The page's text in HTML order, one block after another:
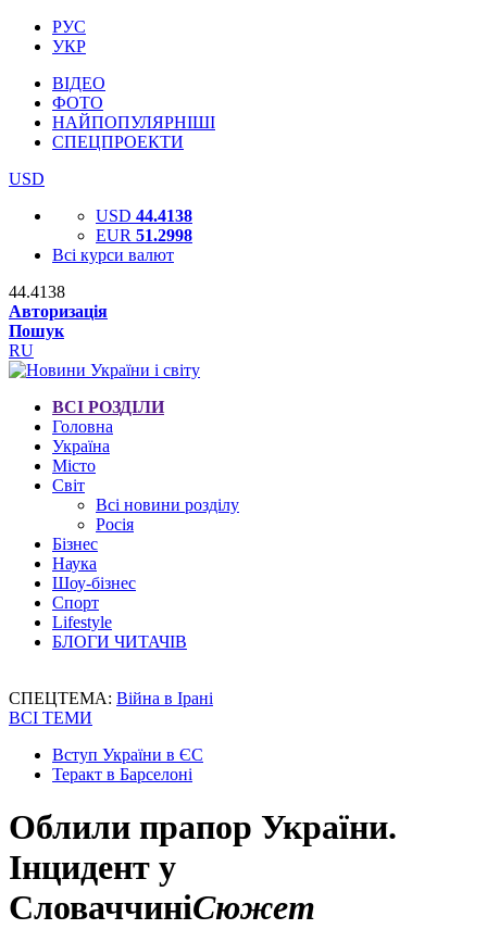
РУС
УКР
ВІДЕО
ФОТО
НАЙПОПУЛЯРНІШІ
СПЕЦПРОЕКТИ
USD
USD 44.4138
EUR 51.2998
Всі курси валют
44.4138
Авторизація
Пошук
RU
ВСІ РОЗДІЛИ
Головна
Україна
Місто
Світ
Всі новини розділу
Росія
Бізнес
Наука
Шоу-бізнес
Спорт
Lifestyle
БЛОГИ ЧИТАЧІВ
СПЕЦТЕМА: Війна в Ірані
ВСІ ТЕМИ
Вступ України в ЄС
Теракт в Барселоні
Облили прапор України.
Інцидент у
СловаччиніСюжет